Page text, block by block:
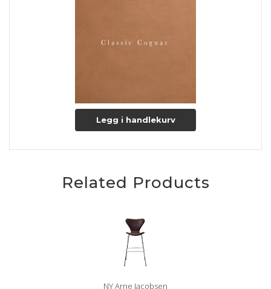
Legg i handlekurv
Related Products
NY Arne Jacobsen